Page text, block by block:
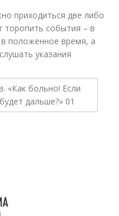
приходиться две либо
торопить события – в
положенное время, а
указания